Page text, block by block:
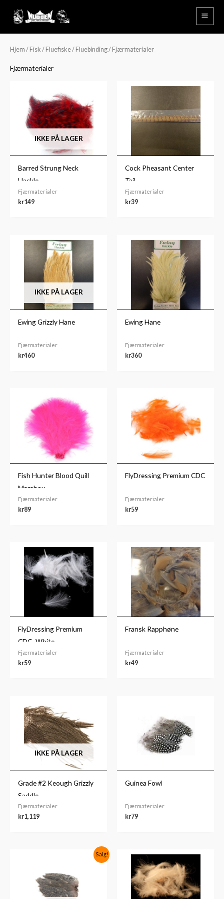
Hjem / Fisk / Fluefiske/ Fluebinding/ Fjærmaterialer
Fjærmaterialer
IKKE PÅ LAGER
Barred Strung Neck
Hackle
Fjærmaterialer
kr149
Cock Pheasant Center
Tail
Fjærmaterialer
kr39
IKKE PÅ LAGER
Ewing Grizzly Hane
Fjærmaterialer
kr460
Ewing Hane
Fjærmaterialer
kr360
Fish Hunter Blood Quill
Marabou
Fjærmaterialer
kr89
FlyDressing Premium CDC
Fjærmaterialer
kr59
FlyDressing Premium
CDC- White
Fjærmaterialer
kr59
Fransk Rapphøne
Fjærmaterialer
kr49
IKKE PÅ LAGER
Grade #2 Keough Grizzly
Saddle
Fjærmaterialer
kr1,119
Guinea Fowl
Fjærmaterialer
kr79
Salg!
kr179.kr89.